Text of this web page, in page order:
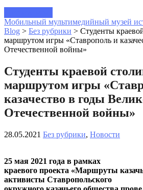
Мобильный мультимедийный музей
Blog > Без рубрики > Студенты
маршрутом игры «Ставрополь и
Отечественной войны»
Студенты краевой
маршрутом игры
казачество в годы
Отечественной войны»
28.05.2021 Без рубрики, Новости
25 мая 2021 года в рамках
краевого проекта «Маршруты
активисты Ставропольского